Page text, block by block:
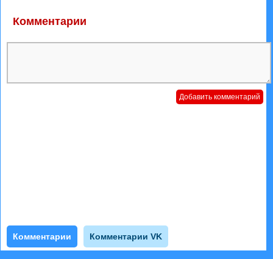
Комментарии
Комментарии Комментарии VK